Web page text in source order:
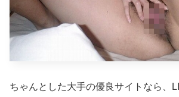
ちゃんとした大手の優良サイトなら、